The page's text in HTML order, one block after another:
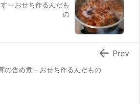
– おせち作るんだも
の
の含め煮 – おせち作るんだもの
 Prev